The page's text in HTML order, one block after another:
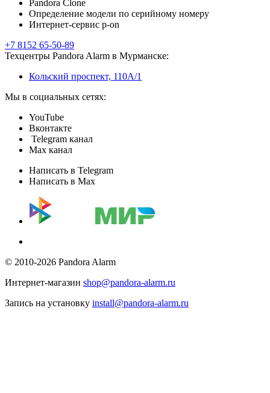
Pandora Clone
Определение модели по серийному номеру
Интернет-сервис p-on
+7 8152 65-50-89
Техцентры Pandora Alarm в Мурманске:
Кольский проспект, 110А/1
Мы в социальных сетях:
YouTube
Вконтакте
Telegram канал
Max канал
Написать в Telegram
Написать в Max
© 2010-2026 Pandora Alarm
Интернет-магазин shop@pandora-alarm.ru
Запись на установку install@pandora-alarm.ru